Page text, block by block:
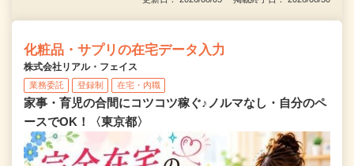
化粧品・サプリの在宅データ入力
株式会社リアル・フェイス
業務委託 登録制 在宅・内職
家事・育児の合間にコツコツ稼ぐ♪ノルマなし・自分のペ
ースでOK！〈東京都〉